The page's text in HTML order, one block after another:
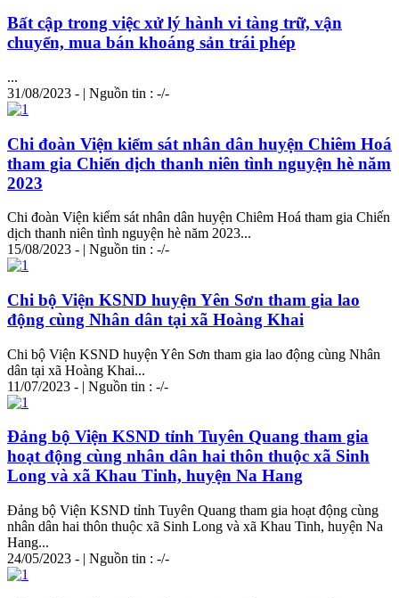
Bất cập trong việc xử lý hành vi tàng trữ, vận
chuyển, mua bán khoáng sản trái phép
...
31/08/2023 - | Nguồn tin : -/-
Chi đoàn Viện kiểm sát nhân dân huyện Chiêm Hoá
tham gia Chiến dịch thanh niên tình nguyện hè năm
2023
Chi đoàn Viện kiểm sát nhân dân huyện Chiêm Hoá tham gia Chiến
dịch thanh niên tình nguyện hè năm 2023...
15/08/2023 - | Nguồn tin : -/-
Chi bộ Viện KSND huyện Yên Sơn tham gia lao
động cùng Nhân dân tại xã Hoàng Khai
Chi bộ Viện KSND huyện Yên Sơn tham gia lao động cùng Nhân
dân tại xã Hoàng Khai...
11/07/2023 - | Nguồn tin : -/-
Đảng bộ Viện KSND tỉnh Tuyên Quang tham gia
hoạt động cùng nhân dân hai thôn thuộc xã Sinh
Long và xã Khau Tinh, huyện Na Hang
Đảng bộ Viện KSND tỉnh Tuyên Quang tham gia hoạt động cùng
nhân dân hai thôn thuộc xã Sinh Long và xã Khau Tinh, huyện Na
Hang...
24/05/2023 - | Nguồn tin : -/-